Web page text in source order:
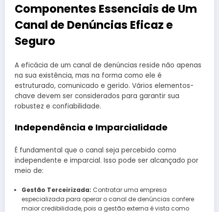
Componentes Essenciais de Um
Canal de Denúncias Eficaz e
Seguro
A eficácia de um canal de denúncias reside não apenas
na sua existência, mas na forma como ele é
estruturado, comunicado e gerido. Vários elementos-
chave devem ser considerados para garantir sua
robustez e confiabilidade.
Independência e Imparcialidade
É fundamental que o canal seja percebido como
independente e imparcial. Isso pode ser alcançado por
meio de:
Gestão Terceirizada: Contratar uma empresa
especializada para operar o canal de denúncias confere
maior credibilidade, pois a gestão externa é vista como